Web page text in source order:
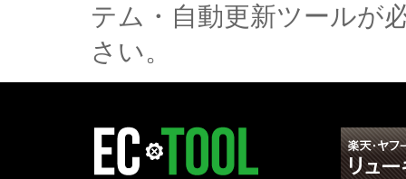
テム・自動更新ツールが
さい。